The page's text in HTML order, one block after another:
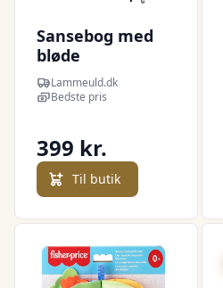
Sansebog med
bløde
safaridyrhaler
Lammeuld.dk
Bedste pris
399 kr.
Til butik